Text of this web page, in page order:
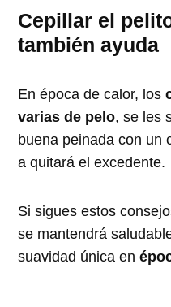
Cepillar el
también ayuda
En época de calor, los
varias de pelo, se les
buena peinada con un
a quitará el excedente.
Si sigues estos
se mantendrá
suavidad única en